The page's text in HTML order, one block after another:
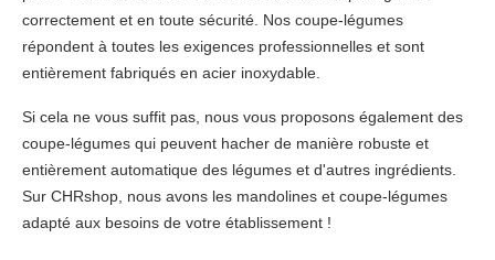
correctement et en toute sécurité. Nos coupe-légumes
répondent à toutes les exigences professionnelles et sont
entièrement fabriqués en acier inoxydable.
Si cela ne vous suffit pas, nous vous proposons également des
coupe-légumes qui peuvent hacher de manière robuste et
entièrement automatique des légumes et d'autres ingrédients.
Sur CHRshop, nous avons les mandolines et coupe-légumes
adapté aux besoins de votre établissement !